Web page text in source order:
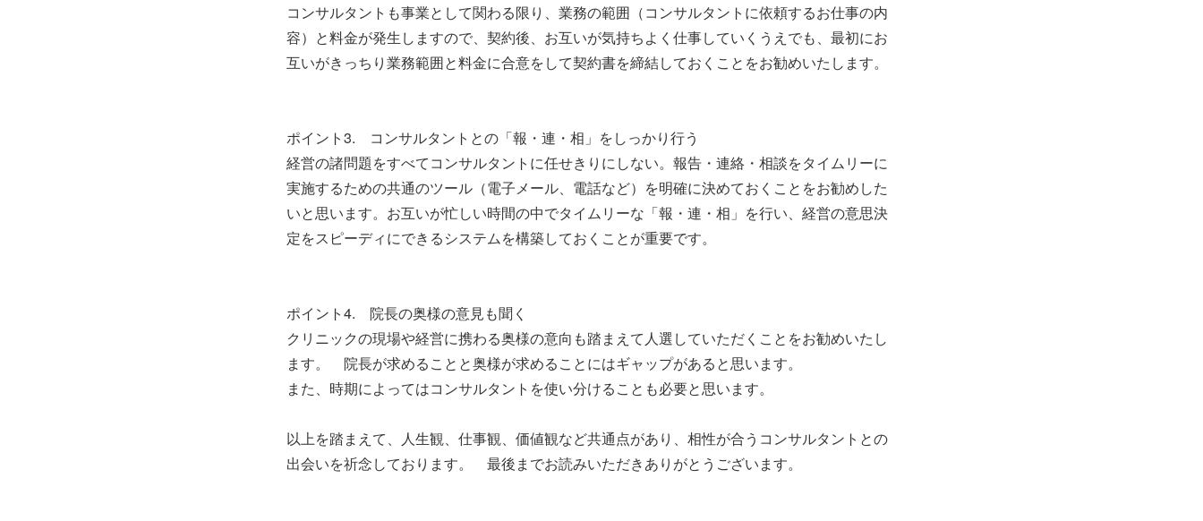
コンサルタントも事業として関わる限り、業務の範囲（コンサルタントに依頼するお仕事の内
容）と料金が発生しますので、契約後、お互いが気持ちよく仕事していくうえでも、最初にお
互いがきっちり業務範囲と料金に合意をして契約書を締結しておくことをお勧めいたします。
ポイント3. コンサルタントとの「報・連・相」をしっかり行う
経営の諸問題をすべてコンサルタントに任せきりにしない。報告・連絡・相談をタイムリーに
実施するための共通のツール（電子メール、電話など）を明確に決めておくことをお勧めした
いと思います。お互いが忙しい時間の中でタイムリーな「報・連・相」を行い、経営の意思決
定をスピーディにできるシステムを構築しておくことが重要です。
ポイント4. 院長の奥様の意見も聞く
クリニックの現場や経営に携わる奥様の意向も踏まえて人選していただくことをお勧めいたし
ます。 院長が求めることと奥様が求めることにはギャップがあると思います。
また、時期によってはコンサルタントを使い分けることも必要と思います。
以上を踏まえて、人生観、仕事観、価値観など共通点があり、相性が合うコンサルタントとの
出会いを祈念しております。 最後までお読みいただきありがとうございます。